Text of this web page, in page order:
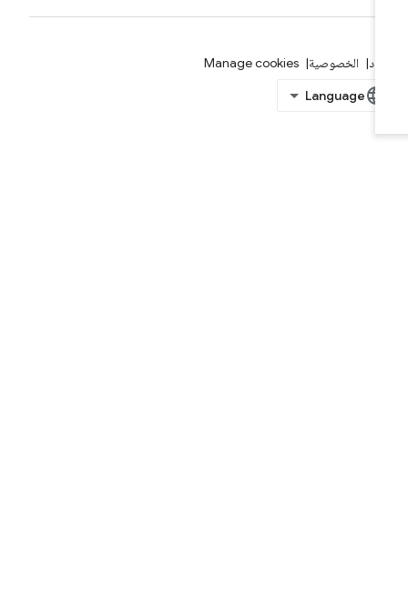
الخصوصية Manage cookies